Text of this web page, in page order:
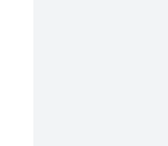
Lacinia
urna